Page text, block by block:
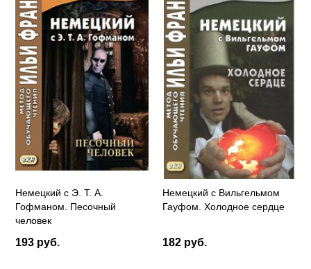
Немецкий с Э. Т. А.
Гофманом. Песочный
человек
193 руб.
Немецкий с Вильгельмом
Гауфом. Холодное сердце
182 руб.